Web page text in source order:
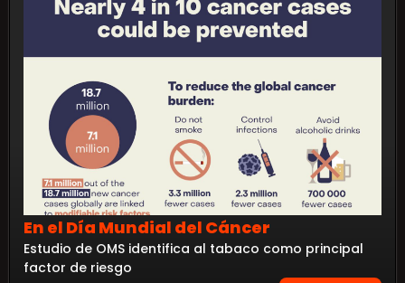
En el Día Mundial del Cáncer
Estudio de OMS identifica al tabaco como principal
factor de riesgo